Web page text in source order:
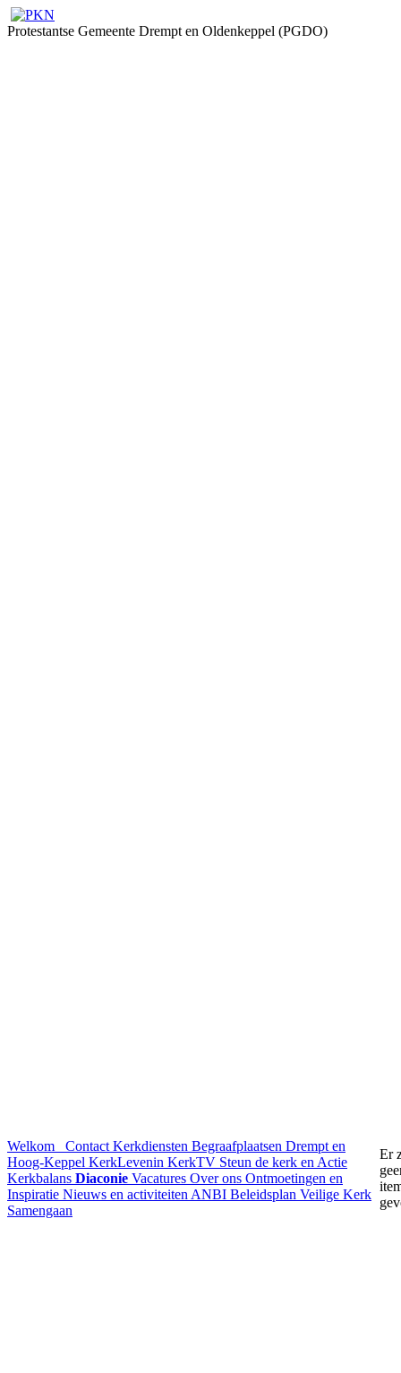
Protestantse Gemeente Drempt en Oldenkeppel (PGDO)
Welkom Contact Kerkdiensten Begraafplaatsen Drempt en
Hoog-Keppel KerkLevenin KerkTV Steun de kerk en Actie
Kerkbalans Diaconie Vacatures Over ons Ontmoetingen en
Inspiratie Nieuws en activiteiten ANBI Beleidsplan Veilige Kerk
Samengaan
Er